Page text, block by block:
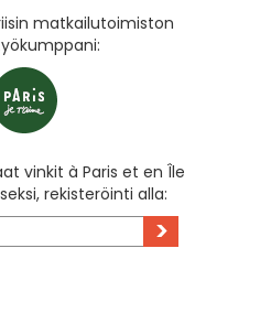
matkailutoimiston
vinkit à Paris et en Île
rekisteröinti alla:
>